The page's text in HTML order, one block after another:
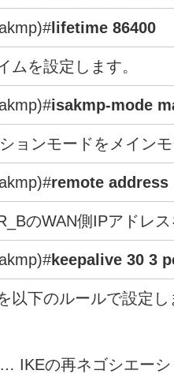
lifetime 86400
ムを設定します。
isakmp-mode
ョンモードをメイン
remote address
のWAN側IPアドレ
keepalive 30 3
以下のルールで設定し
IKEの再ネゴシエーシ